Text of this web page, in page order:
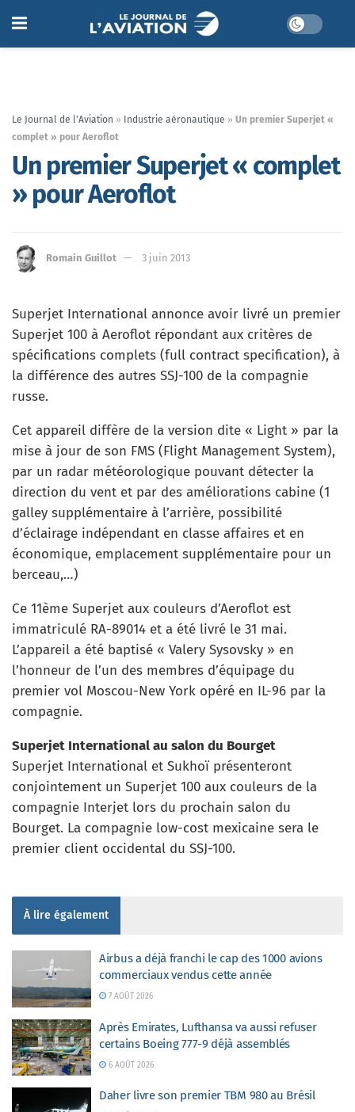
Le Journal de l'Aviation » Industrie aéronautique » Un premier Superjet «
complet » pour Aeroflot
Un premier Superjet « complet
» pour Aeroflot
Romain Guillot 3 juin 2013
Superjet International annonce avoir livré un premier
Superjet 100 à Aeroflot répondant aux critères de
spécifications complets (full contract specification), à
la différence des autres SSJ-100 de la compagnie
russe.
Cet appareil diffère de la version dite « Light » par la
mise à jour de son FMS (Flight Management System),
par un radar météorologique pouvant détecter la
direction du vent et par des améliorations cabine (1
galley supplémentaire à l’arrière, possibilité
d’éclairage indépendant en classe affaires et en
économique, emplacement supplémentaire pour un
berceau,…)
Ce 11ème Superjet aux couleurs d’Aeroflot est
immatriculé RA-89014 et a été livré le 31 mai.
L’appareil a été baptisé « Valery Sysovsky » en
l’honneur de l’un des membres d’équipage du
premier vol Moscou-New York opéré en IL-96 par la
compagnie.
Superjet International au salon du Bourget
Superjet International et Sukhoï présenteront
conjointement un Superjet 100 aux couleurs de la
compagnie Interjet lors du prochain salon du
Bourget. La compagnie low-cost mexicaine sera le
premier client occidental du SSJ-100.
À lire également
Airbus a déjà franchi le cap des 1000 avions
commerciaux vendus cette année
7 AOÛT 2026
Après Emirates, Lufthansa va aussi refuser
certains Boeing 777-9 déjà assemblés
6 AOÛT 2026
Daher livre son premier TBM 980 au Brésil